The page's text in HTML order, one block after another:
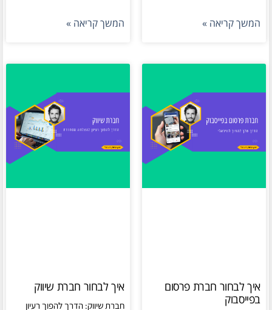
המשך קריאה » המשך קריאה »
איך לבחור חברת פרסום
בפייסבוק
איך לבחור חברת שיווק
חברת שיווק: הדרך להפוך רעיון